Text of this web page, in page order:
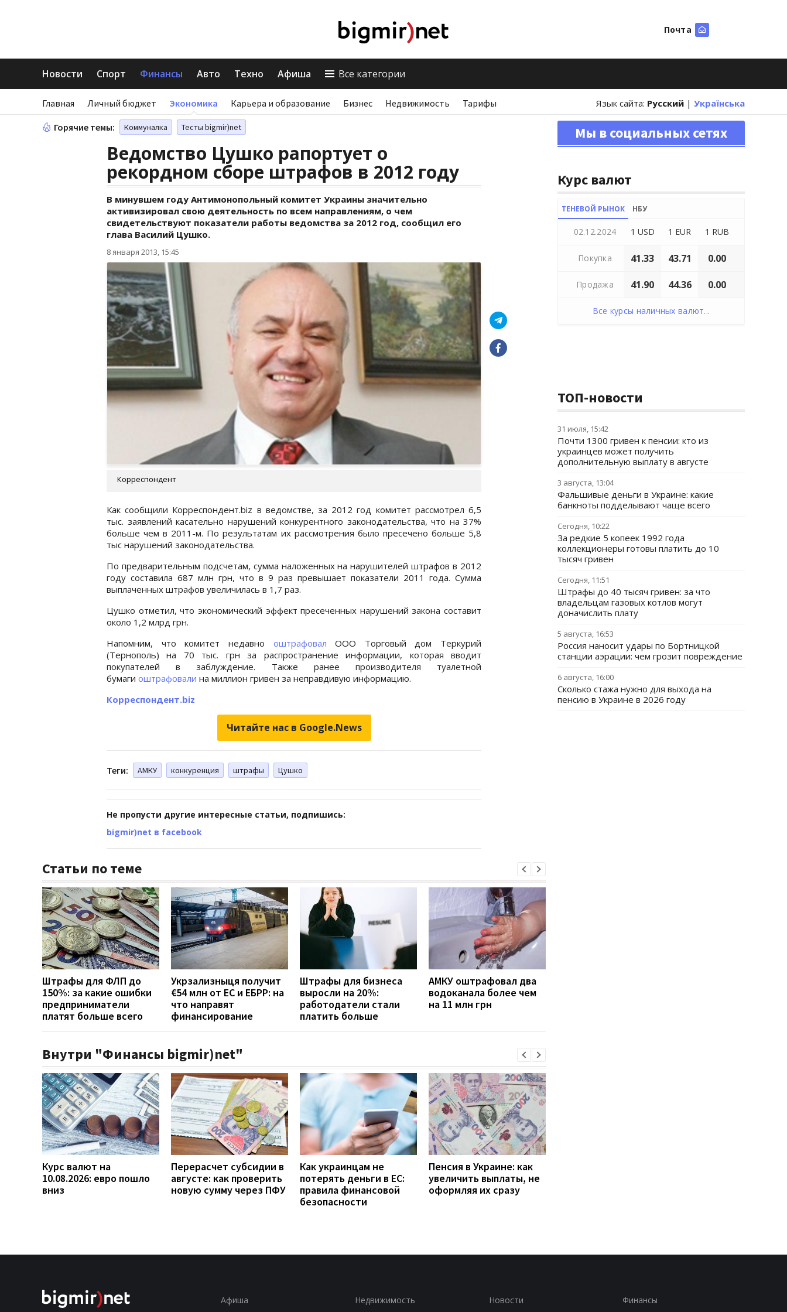
Почта
Новости Спорт Финансы Авто Техно Афиша Все категории
Главная Личный бюджет Экономика Карьера и образование Бизнес Недвижимость Тарифы Язык сайта: Русский | Українська
Горячие темы: Коммуналка Тесты bigmir)net
Ведомство Цушко рапортует о
рекордном сборе штрафов в 2012 году
В минувшем году Антимонопольный комитет Украины значительно
активизировал свою деятельность по всем направлениям, о чем
свидетельствуют показатели работы ведомства за 2012 год, сообщил его
глава Василий Цушко.
8 января 2013, 15:45
Корреспондент
Как сообщили Корреспондент.biz в ведомстве, за 2012 год комитет рассмотрел 6,5
тыс. заявлений касательно нарушений конкурентного законодательства, что на 37%
больше чем в 2011-м. По результатам их рассмотрения было пресечено больше 5,8
тыс нарушений законодательства.
По предварительным подсчетам, сумма наложенных на нарушителей штрафов в 2012
году составила 687 млн грн, что в 9 раз превышает показатели 2011 года. Сумма
выплаченных штрафов увеличилась в 1,7 раз.
Цушко отметил, что экономический эффект пресеченных нарушений закона составит
около 1,2 млрд грн.
Напомним, что комитет недавно оштрафовал ООО Торговый дом Теркурий
(Тернополь) на 70 тыс. грн за распространение информации, которая вводит
покупателей в заблуждение. Также ранее производителя туалетной
бумаги оштрафовали на миллион гривен за неправдивую информацию.
Корреспондент.biz
Читайте нас в Google.News
Теги: АМКУ конкуренция штрафы Цушко
Не пропусти другие интересные статьи, подпишись:
bigmir)net в facebook
Статьи по теме
Штрафы для ФЛП до
150%: за какие ошибки
предприниматели
платят больше всего
Укрзализныця получит
€54 млн от ЕС и ЕБРР: на
что направят
финансирование
Штрафы для бизнеса
выросли на 20%:
работодатели стали
платить больше
АМКУ оштрафовал два
водоканала более чем
на 11 млн грн
Внутри "Финансы bigmir)net"
Курс валют на
10.08.2026: евро пошло
вниз
Перерасчет субсидии в
августе: как проверить
новую сумму через ПФУ
Как украинцам не
потерять деньги в ЕС:
правила финансовой
безопасности
Пенсия в Украине: как
увеличить выплаты, не
оформляя их сразу
Мы в социальных сетях
Курс валют
ТЕНЕВОЙ РЫНОК НБУ
02.12.2024 1 USD 1 EUR 1 RUB
Покупка 41.33 43.71 0.00
Продажа 41.90 44.36 0.00
Все курсы наличных валют...
ТОП-новости
31 июля, 15:42
Почти 1300 гривен к пенсии: кто из
украинцев может получить
дополнительную выплату в августе
3 августа, 13:04
Фальшивые деньги в Украине: какие
банкноты подделывают чаще всего
Сегодня, 10:22
За редкие 5 копеек 1992 года
коллекционеры готовы платить до 10
тысяч гривен
Сегодня, 11:51
Штрафы до 40 тысяч гривен: за что
владельцам газовых котлов могут
доначислить плату
5 августа, 16:53
Россия наносит удары по Бортницкой
станции аэрации: чем грозит повреждение
6 августа, 16:00
Сколько стажа нужно для выхода на
пенсию в Украине в 2026 году
Афиша Недвижимость Новости Финансы